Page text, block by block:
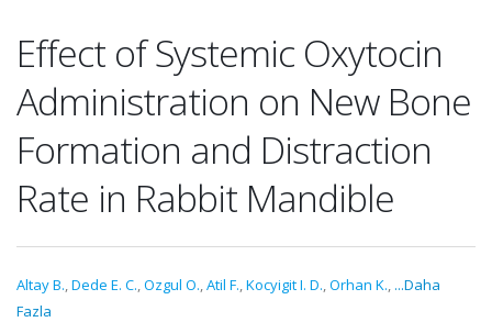
Effect of Systemic Oxytocin
Administration on New Bone
Formation and Distraction
Rate in Rabbit Mandible
Altay B.,Dede E. C.,Ozgul O.,Atil F.,Kocyigit I. D.,Orhan K., ...Daha
Fazla